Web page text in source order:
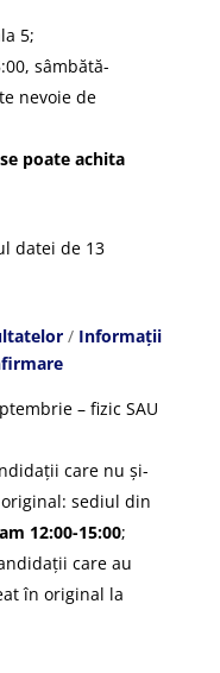
5;
sâmbătă-
nevoie de
poate achita
datei de 13
/ Informații
– fizic SAU
care nu și-
sediul din
12:00-15:00;
care au
în original la